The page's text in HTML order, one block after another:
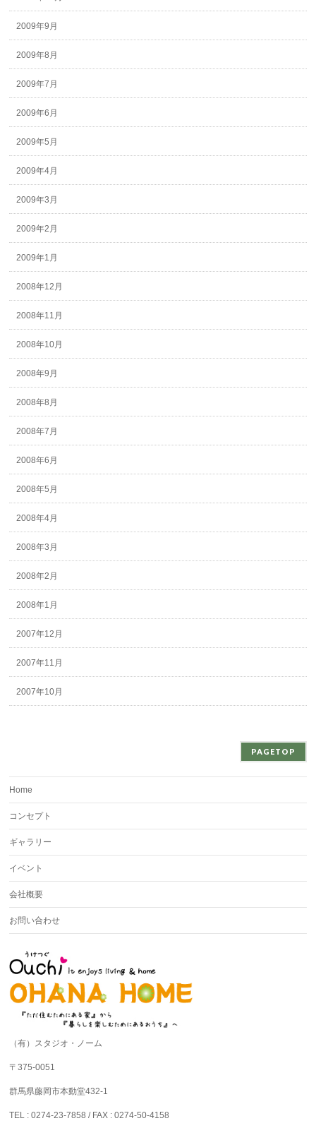
2009年9月
2009年8月
2009年7月
2009年6月
2009年5月
2009年4月
2009年3月
2009年2月
2009年1月
2008年12月
2008年11月
2008年10月
2008年9月
2008年8月
2008年7月
2008年6月
2008年5月
2008年4月
2008年3月
2008年2月
2008年1月
2007年12月
2007年11月
2007年10月
PAGETOP
Home
コンセプト
ギャラリー
イベント
会社概要
お問い合わせ
（有）スタジオ・ノーム
〒375-0051
群馬県藤岡市本動堂432-1
TEL : 0274-23-7858 / FAX : 0274-50-4158